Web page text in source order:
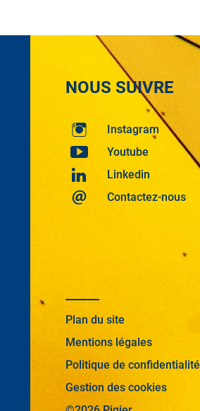
NOUS SUIVRE
Instagram
Youtube
Linkedin
Contactez-nous
Plan du site
Mentions légales
Politique de confidentialité
Gestion des cookies